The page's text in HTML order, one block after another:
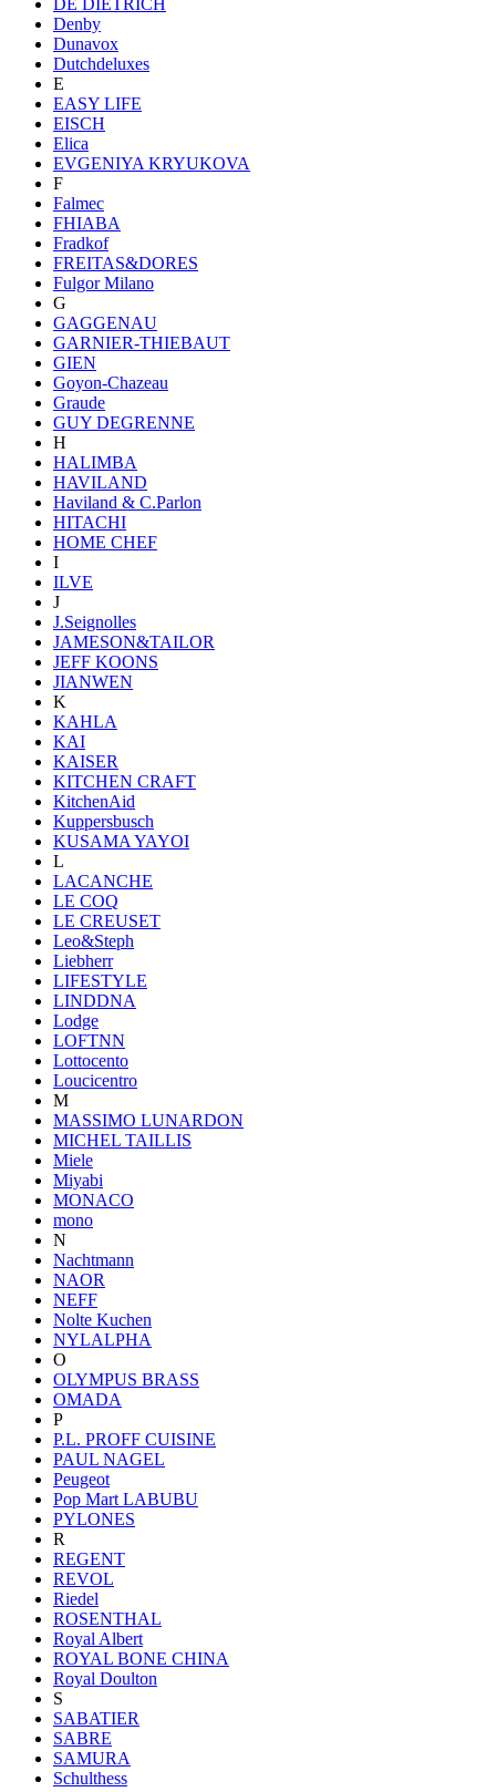
Denby
Dunavox
Dutchdeluxes
E
EASY LIFE
EISCH
Elica
EVGENIYA KRYUKOVA
F
Falmec
FHIABA
Fradkof
FREITAS&DORES
Fulgor Milano
G
GAGGENAU
GARNIER-THIEBAUT
GIEN
Goyon-Chazeau
Graude
GUY DEGRENNE
H
HALIMBA
HAVILAND
Haviland & C.Parlon
HITACHI
HOME CHEF
I
ILVE
J
J.Seignolles
JAMESON&TAILOR
JEFF KOONS
JIANWEN
K
KAHLA
KAI
KAISER
KITCHEN CRAFT
KitchenAid
Kuppersbusch
KUSAMA YAYOI
L
LACANCHE
LE COQ
LE CREUSET
Leo&Steph
Liebherr
LIFESTYLE
LINDDNA
Lodge
LOFTNN
Lottocento
Loucicentro
M
MASSIMO LUNARDON
MICHEL TAILLIS
Miele
Miyabi
MONACO
mono
N
Nachtmann
NAOR
NEFF
Nolte Kuchen
NYLALPHA
O
OLYMPUS BRASS
OMADA
P
P.L. PROFF CUISINE
PAUL NAGEL
Peugeot
Pop Mart LABUBU
PYLONES
R
REGENT
REVOL
Riedel
ROSENTHAL
Royal Albert
ROYAL BONE CHINA
Royal Doulton
S
SABATIER
SABRE
SAMURA
Schulthess